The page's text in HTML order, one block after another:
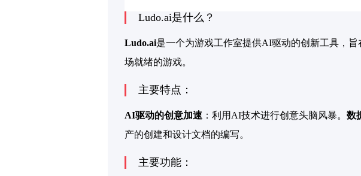
Ludo.ai是什么？
Ludo.ai是一个为游戏工作室提供AI驱动的创新工具，
场就绪的游戏。
主要特点：
AI驱动的创意加速 ：利用AI技术进行创意头脑风暴。 数
产的创建和设计文档的编写。
主要功能：